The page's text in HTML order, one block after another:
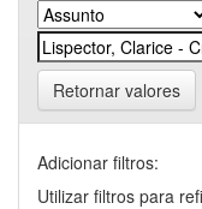
Retornar valores
Adicionar filtros:
Utilizar filtros para